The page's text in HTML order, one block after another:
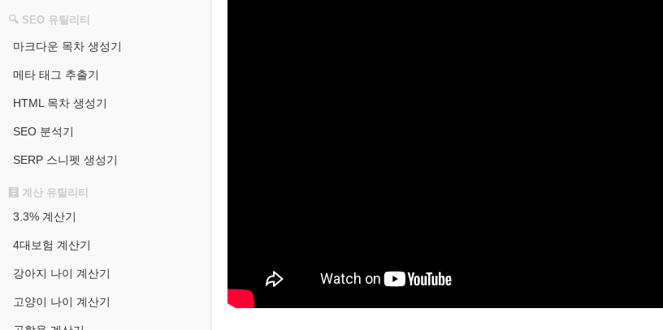
🔍 SEO 유틸리티
마크다운 목차 생성기
메타 태그 추출기
HTML 목차 생성기
SEO 분석기
SERP 스니펫 생성기
🧮 계산 유틸리티
3.3% 계산기
4대보험 계산기
강아지 나이 계산기
고양이 나이 계산기